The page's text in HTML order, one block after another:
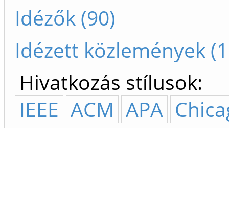
Idézők (90)
Idézett közlemények
Hivatkozás stílusok:
IEEE ACM APA